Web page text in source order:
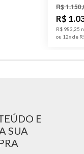
R$
R$
R$ 983,25
ou 12x de
E
SUA